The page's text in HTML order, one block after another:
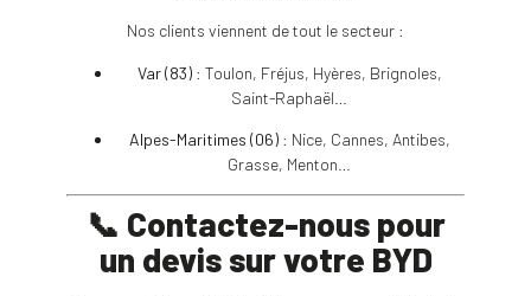
Nos clients viennent de tout le secteur :
Var (83): Toulon, Fréjus, Hyères, Brignoles,
Saint-Raphaël…
Alpes-Maritimes (06): Nice, Cannes, Antibes,
Grasse, Menton…
📞 Contactez-nous pour
un devis sur votre BYD